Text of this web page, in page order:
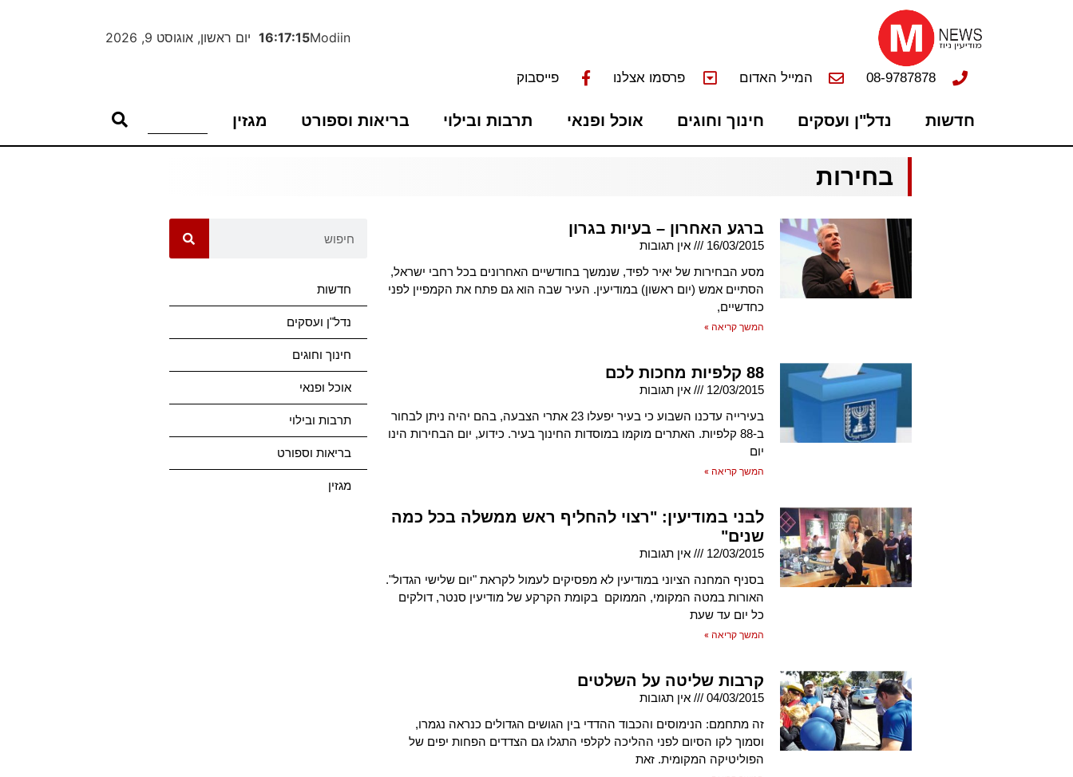
Modiin
16:17:16 יום ראשון, אוגוסט 9, 2026
08-9787878 המייל האדום פרסמו אצלנו פייסבוק
חדשות נדל"ן ועסקים חינוך וחוגים אוכל ופנאי תרבות ובילוי בריאות וספורט מגזין
בחירות
ברגע האחרון – בעיות בגרון
16/03/2015
אין תגובות
מסע הבחירות של יאיר לפיד, שנמשך בחודשיים האחרונים בכל רחבי ישראל,
הסתיים אמש (יום ראשון) במודיעין. העיר שבה הוא גם פתח את הקמפיין לפני
כחדשיים,
המשך קריאה »
88 קלפיות מחכות לכם
12/03/2015
אין תגובות
בעירייה עדכנו השבוע כי בעיר יפעלו 23 אתרי הצבעה, בהם יהיה ניתן לבחור
ב-88 קלפיות. האתרים מוקמו במוסדות החינוך בעיר. כידוע, יום הבחירות הינו
יום
המשך קריאה »
לבני במודיעין: "רצוי להחליף ראש ממשלה בכל כמה
שנים"
12/03/2015
אין תגובות
בסניף המחנה הציוני במודיעין לא מפסיקים לעמול לקראת "יום שלישי הגדול".
האורות במטה המקומי, הממוקם בקומת הקרקע של מודיעין סנטר, דולקים
כל יום עד שעת
המשך קריאה »
קרבות שליטה על השלטים
04/03/2015
אין תגובות
זה מתחמם: הנימוסים והכבוד ההדדי בין הגושים הגדולים כנראה נגמרו,
וסמוך לקו הסיום לפני ההליכה לקלפי התגלו גם הצדדים הפחות יפים של
הפוליטיקה המקומית. זאת
חדשות
נדל"ן ועסקים
חינוך וחוגים
אוכל ופנאי
תרבות ובילוי
בריאות וספורט
מגזין